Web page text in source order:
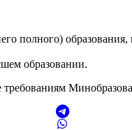
полного)
образовании.
требованиям